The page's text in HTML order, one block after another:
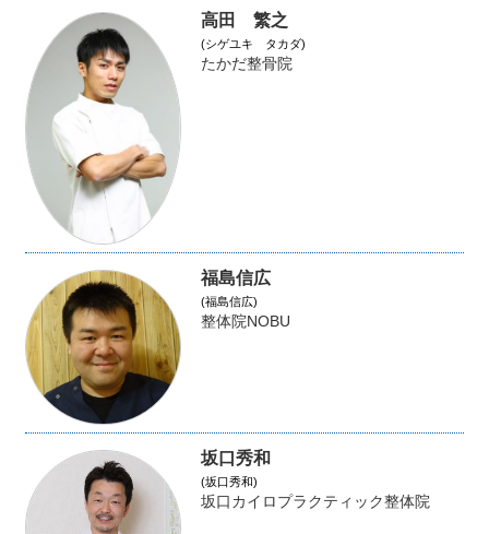
高田 繁之
(シゲユキ タカダ)
たかだ整骨院
福島信広
(福島信広)
整体院NOBU
坂口秀和
(坂口秀和)
坂口カイロプラクティック整体院